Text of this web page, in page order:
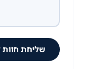
שליחת